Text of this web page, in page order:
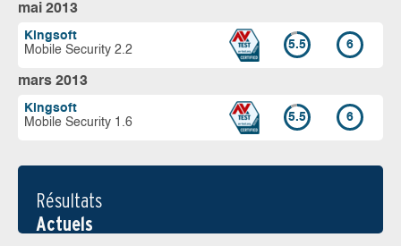
mai 2013
Kingsoft
Mobile Security 2.2
5.5 6
mars 2013
Kingsoft
Mobile Security 1.6
5.5 6
Résultats
Actuels